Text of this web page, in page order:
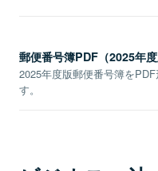
郵便番号簿PDF（2025年度
2025年度版郵便番号簿を
す。